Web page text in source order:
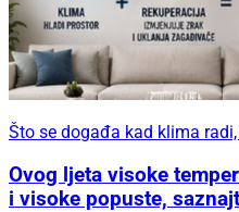
Što se događa kad klima
Ovog ljeta visoke
i visoke popuste,